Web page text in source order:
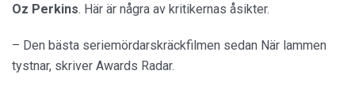
Oz Perkins. Här är några av kritikernas åsikter.
– Den bästa seriemördarskräckfilmen sedan När lammen
tystnar, skriver Awards Radar.